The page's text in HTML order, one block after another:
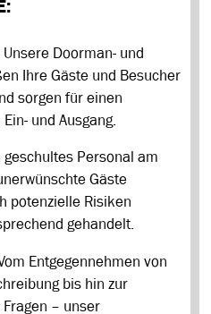
Unsere Doorman- und
Ihre Gäste und Besucher
sorgen für einen
und Ausgang.
geschultes Personal am
Gäste
potenzielle Risiken
gehandelt.
Entgegennehmen von
bis hin zur
– unser